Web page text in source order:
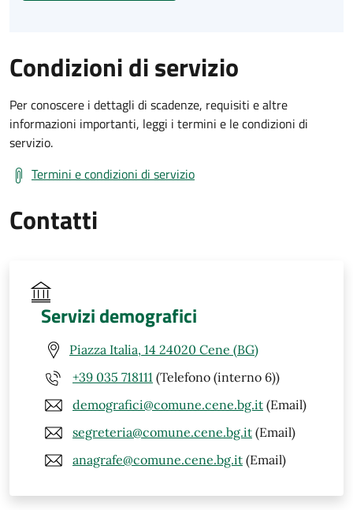
Condizioni di servizio
Per conoscere i dettagli di scadenze, requisiti e altre
informazioni importanti, leggi i termini e le condizioni di
servizio.
Termini e condizioni di servizio
Contatti
Servizi demografici
Piazza Italia, 14 24020 Cene (BG)
+39 035 718111 (Telefono (interno 6))
demografici@comune.cene.bg.it (Email)
segreteria@comune.cene.bg.it (Email)
anagrafe@comune.cene.bg.it (Email)